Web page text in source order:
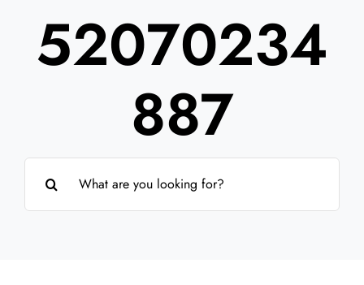
Über uns
52070234
887
nach: